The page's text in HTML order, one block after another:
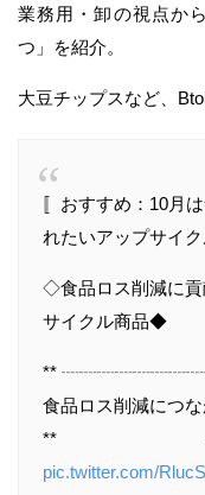
業務用・卸の視点か
つ」を紹介。
大豆チップスなど、
〚おすすめ：10月
れたいアップサイク
◇食品ロス削減に貢
サイクル商品◆
**
食品ロス削減につ
**
pic.twitter.com/